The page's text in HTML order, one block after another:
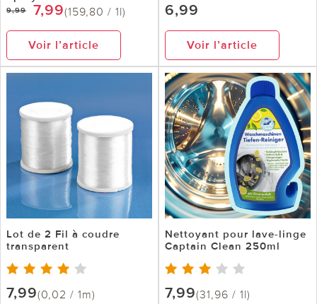
9,99 7,99(159,80 / 1l)
Voir l’article
6,99
Voir l’article
Lot de 2 Fil à coudre
transparent
7,99(0,02 / 1m)
Nettoyant pour lave-linge
Captain Clean 250ml
7,99(31,96 / 1l)